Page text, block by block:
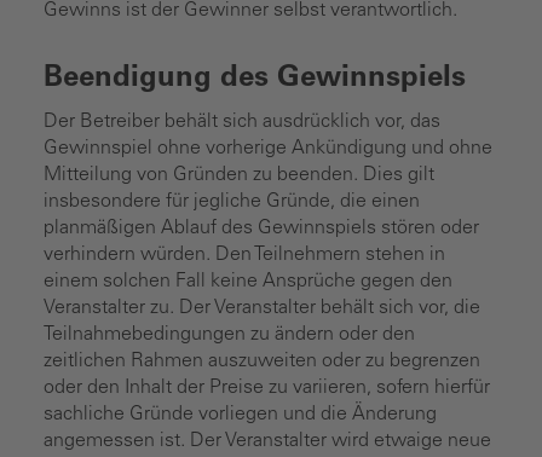
Gewinns ist der Gewinner selbst verantwortlich.
Beendigung des Gewinnspiels
Der Betreiber behält sich ausdrücklich vor, das
Gewinnspiel ohne vorherige Ankündigung und ohne
Mitteilung von Gründen zu beenden. Dies gilt
insbesondere für jegliche Gründe, die einen
planmäßigen Ablauf des Gewinnspiels stören oder
verhindern würden. Den Teilnehmern stehen in
einem solchen Fall keine Ansprüche gegen den
Veranstalter zu. Der Veranstalter behält sich vor, die
Teilnahmebedingungen zu ändern oder den
zeitlichen Rahmen auszuweiten oder zu begrenzen
oder den Inhalt der Preise zu variieren, sofern hierfür
sachliche Gründe vorliegen und die Änderung
angemessen ist. Der Veranstalter wird etwaige neue